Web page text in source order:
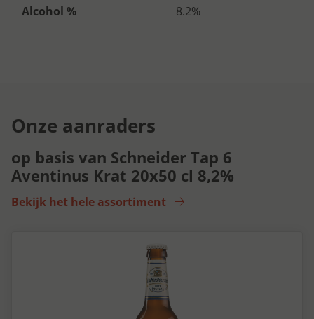
Alcohol % 8.2%
Onze aanraders
op basis van Schneider Tap 6
Aventinus Krat 20x50 cl 8,2%
Bekijk het hele assortiment